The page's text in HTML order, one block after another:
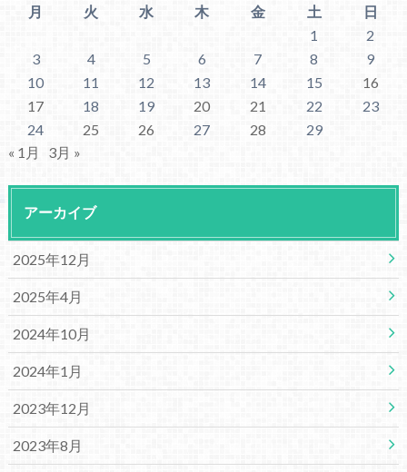
月
火 水 木 金 土
日
1
2
3
4 5 6 7 8
9
10
11 12 13 14 15
16
17
18 19 20 21 22
23
24
25 26 27 28
29
« 1月
3月 »
アーカイブ
2025年12月
2025年4月
2024年10月
2024年1月
2023年12月
2023年8月